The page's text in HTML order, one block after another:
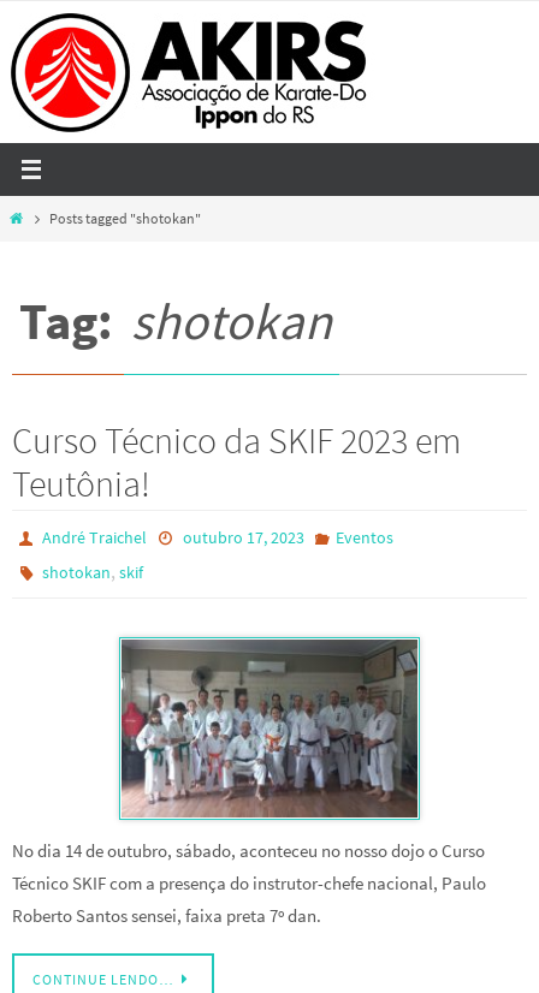
to
content
HomePosts tagged "shotokan"
Tag: shotokan
Curso Técnico da SKIF 2023 em
Teutônia!
André Traichel outubro 17, 2023
Eventos
shotokan,skif
No dia 14 de outubro, sábado, aconteceu no nosso dojo o Curso
Técnico SKIF com a presença do instrutor-chefe nacional, Paulo
Roberto Santos sensei, faixa preta 7º dan.
CONTINUE LENDO…